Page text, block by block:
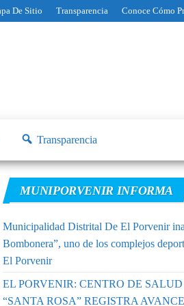
De Sitio Transparencia Conoce Cómo
Transparencia
MUNIPORVENIR INFORMA
Municipalidad Distrital De El Porvenir
Bombonera”, uno de los complejos
El Porvenir
EL PORVENIR: CENTRO DE SALUD
“SANTA ROSA” REGISTRA